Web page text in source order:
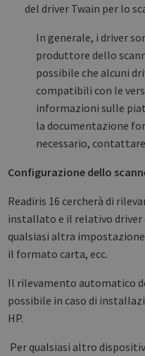
del driver Twain per lo
In generale, i driver
produttore dello
possibile che alcuni
compatibili con le
informazioni sulle
la documentazione
necessario,
Configurazione dello
Readiris 16 cercherà di
installato e il relativo
qualsiasi altra
il formato carta, ecc.
Il rilevamento automatico
possibile in caso di
HP.
Per qualsiasi altro